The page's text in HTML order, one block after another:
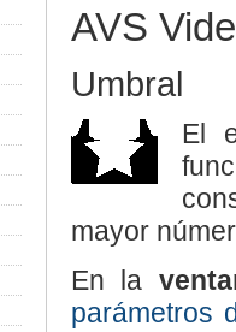
AVS
Umbral
El
mayor
En la
parámetros